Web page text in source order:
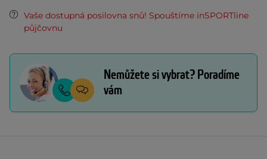
Vaše dostupná posilovna snů! Spouštíme inSPORTline
půjčovnu
Nemůžete si vybrat? Poradíme
vám